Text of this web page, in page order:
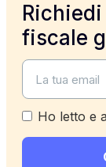
fiscale
Ho letto e